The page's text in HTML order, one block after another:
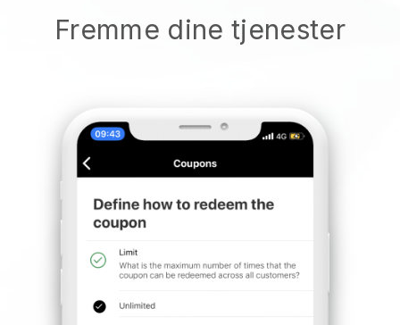
Fremme dine tjenester